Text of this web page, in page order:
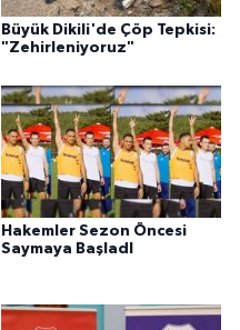
Büyük Dikili'de Çöp Tepkisi:
"Zehirleniyoruz"
Hakemler Sezon Öncesi
Saymaya BaşladI